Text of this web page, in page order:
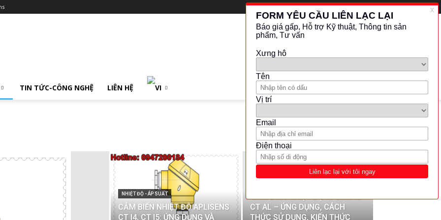
TIN TỨC-CÔNG NGHỆ LIÊN HỆ
NHIỆT ĐỘ - ÁP SUẤT
CẢM BIẾN NHIỆT ĐỘ APLISENS
CT I4, CT I5: ỨNG DỤNG VÀ
CẢM BIẾN NHIỆT ĐỘ APLISENS-
CT AL – ỨNG DỤNG, CÁCH
THỨC SỬ DỤNG, KIẾN THỨC